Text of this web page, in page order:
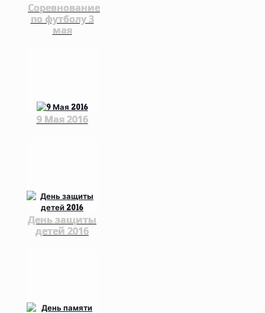
Соревнование
по футболу 3
мая
9 Мая 2016
День защиты
детей 2016